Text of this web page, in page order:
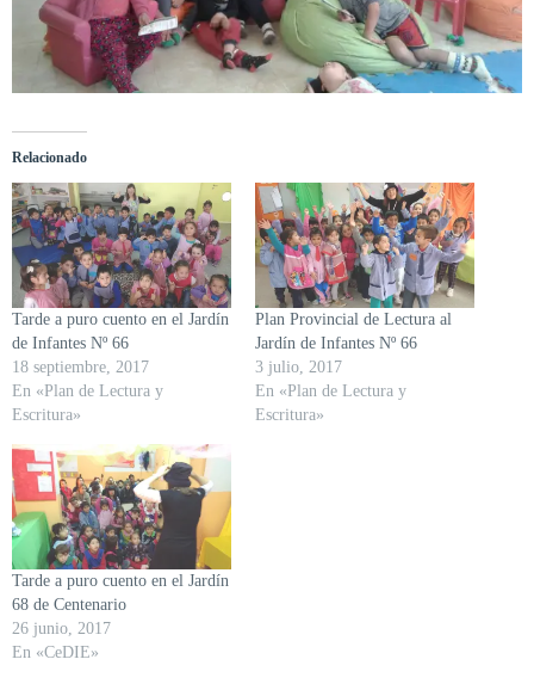
Relacionado
Tarde a puro cuento en el Jardín
de Infantes Nº 66
18 septiembre, 2017
En «Plan de Lectura y
Escritura»
Plan Provincial de Lectura al
Jardín de Infantes Nº 66
3 julio, 2017
En «Plan de Lectura y
Escritura»
Tarde a puro cuento en el Jardín
68 de Centenario
26 junio, 2017
En «CeDIE»